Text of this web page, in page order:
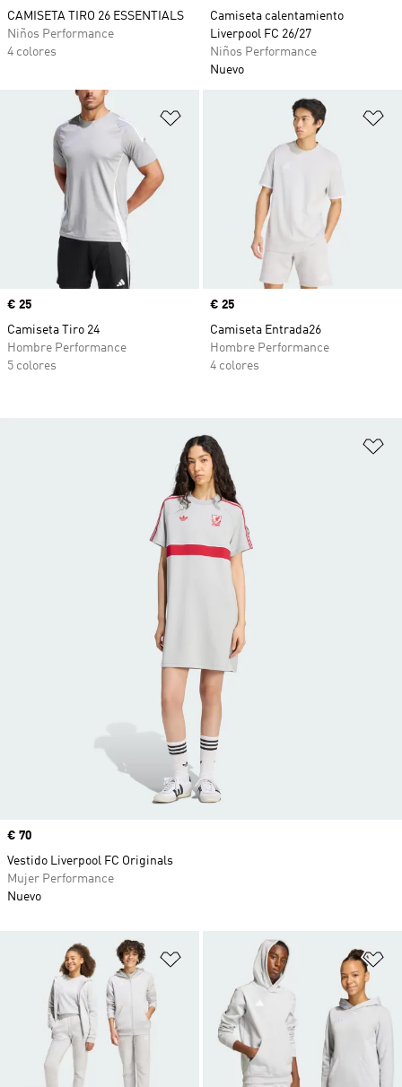
CAMISETA TIRO 26 ESSENTIALS
Niños Performance
4 colores
Camiseta calentamiento
Liverpool FC 26/27
Niños Performance
Nuevo
Añadir a la lista de deseos
Precio
€ 25
Camiseta Tiro 24
Hombre Performance
5 colores
Precio
€ 25
Camiseta Entrada26
Hombre Performance
4 colores
Añadir a la lista de deseos
Precio
€ 70
Vestido Liverpool FC Originals
Mujer Performance
Nuevo